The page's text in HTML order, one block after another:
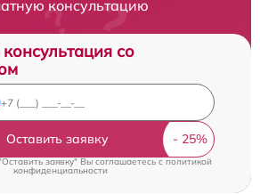
консультацию
со
Оставить заявку
заявку" Вы соглашаетесь cполитикой
конфиденциальности